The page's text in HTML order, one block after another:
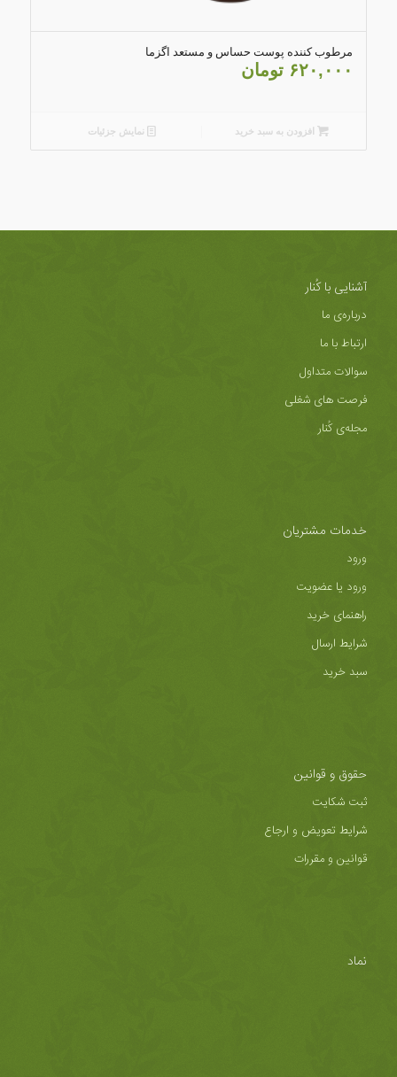
مرطوب کننده پوست حساس و مستعد اگزما
۶۲۰,۰۰۰ تومان
افزودن به سبد خرید نمایش جزئیات
آشنایی با کُنار
درباره‌ی ما
ارتباط با ما
سوالات متداول
فرصت های شغلی
مجله‌ی کُنار
خدمات مشتریان
ورود
ورود یا عضویت
راهنمای خرید
شرایط ارسال
سبد خرید
حقوق و قوانین
ثبت شکایت
شرایط تعویض و ارجاع
قوانین و مقررات
نماد